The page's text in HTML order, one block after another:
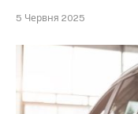
5 Червня 2025